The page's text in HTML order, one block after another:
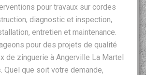
pour travaux sur cordes
diagnostic et inspection,
entretien et maintenance.
pour des projets de qualité
de zinguerie à Angerville La Martel
Quel que soit votre demande,